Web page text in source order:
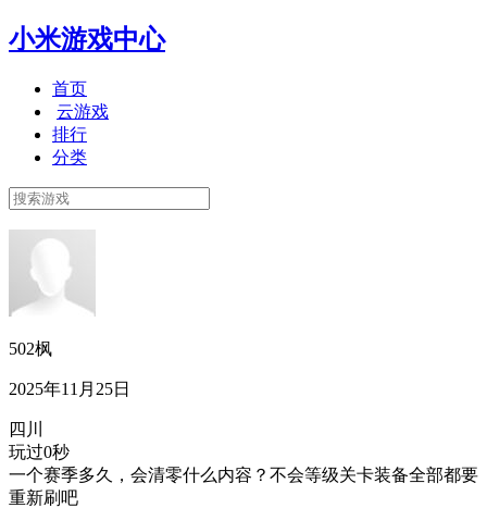
小米游戏中心
首页
云游戏
排行
分类
502枫
2025年11月25日
四川
玩过0秒
一个赛季多久，会清零什么内容？不会等级关卡装备全部都要
重新刷吧